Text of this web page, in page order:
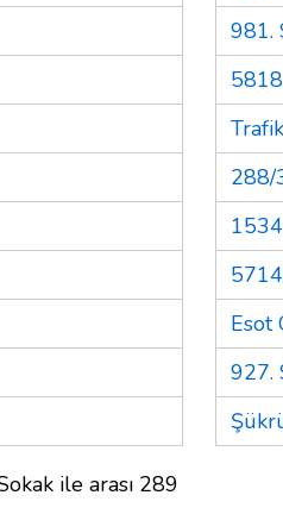
ile arası 289
981.
288/
Esot
927.